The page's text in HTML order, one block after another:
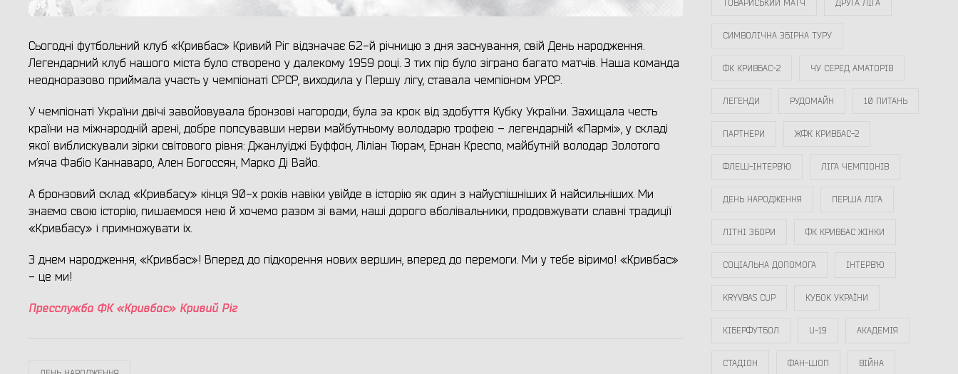
Сьогодні футбольний клуб «Кривбас» Кривий Ріг відзначає 62-й річницю з дня заснування, свій День народження.
Легендарний клуб нашого міста було створено у далекому 1959 році. З тих пір було зіграно багато матчів. Наша команда
неодноразово приймала участь у чемпіонаті СРСР, виходила у Першу лігу, ставала чемпіоном УРСР.
У чемпіонаті України двічі завойовувала бронзові нагороди, була за крок від здобуття Кубку України. Захищала честь
країни на міжнародній арені, добре попсувавши нерви майбутньому володарю трофею – легендарній «Пармі», у складі
якої виблискували зірки світового рівня: Джанлуіджі Буффон, Ліліан Тюрам, Ернан Креспо, майбутній володар Золотого
м’яча Фабіо Каннаваро, Ален Богоссян, Марко Ді Вайо.
А бронзовий склад «Кривбасу» кінця 90-х років навіки увійде в історію як один з найуспішніших й найсильніших. Ми
знаємо свою історію, пишаємося нею й хочемо разом зі вами, наші дорого вболівальники, продовжувати славні традиції
«Кривбасу» і примножувати іх.
З днем народження, «Кривбас»! Вперед до підкорення нових вершин, вперед до перемоги. Ми у тебе віримо! «Кривбас»
- це ми!
Пресслужба ФК «Кривбас» Кривий Ріг
ТОВАРИСЬКИЙ МАТЧ ДРУГА ЛІГА
СИМВОЛІЧНА ЗБІРНА ТУРУ
ФК КРИВБАС-2 ЧУ СЕРЕД АМАТОРІВ
ЛЕГЕНДИ РУДОМАЙН 10 ПИТАНЬ
ПАРТНЕРИ ЖФК КРИВБАС-2
ФЛЕШ-ІНТЕРВ`Ю ЛІГА ЧЕМПІОНІВ
ДЕНЬ НАРОДЖЕННЯ ПЕРША ЛІГА
ЛІТНІ ЗБОРИ ФК КРИВБАС ЖІНКИ
СОЦІАЛЬНА ДОПОМОГА ІНТЕРВ`Ю
KRYVBAS CUP КУБОК УКРАЇНИ
КІБЕРФУТБОЛ U-19 АКАДЕМІЯ
СТАДІОН ФАН-ШОП ВІЙНА